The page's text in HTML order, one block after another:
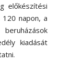
előkészítési
napon, a
kiadását